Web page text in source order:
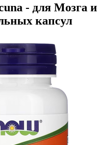
- для Мозга и
капсул